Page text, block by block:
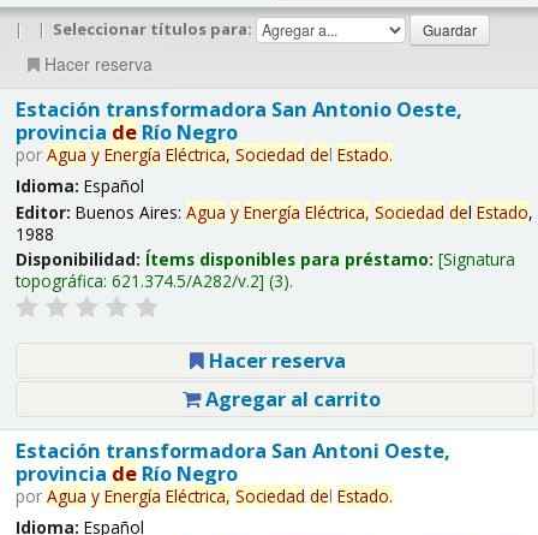
| | Seleccionar títulos para:
Hacer reserva
Estación transformadora San Antonio Oeste,
provincia deRío Negro
por Agua y Energía Eléctrica, Sociedad del Estado.
Idioma: Español
Editor: Buenos Aires: Agua y Energía Eléctrica, Sociedad del Estado,
1988
Disponibilidad: Ítems disponibles para préstamo: Signatura
topográfica: 621.374.5/A282/v.2 (3).
Hacer reserva
Agregar al carrito
Estación transformadora San Antoni Oeste,
provincia deRío Negro
por Agua y Energía Eléctrica, Sociedad del Estado.
Idioma: Español